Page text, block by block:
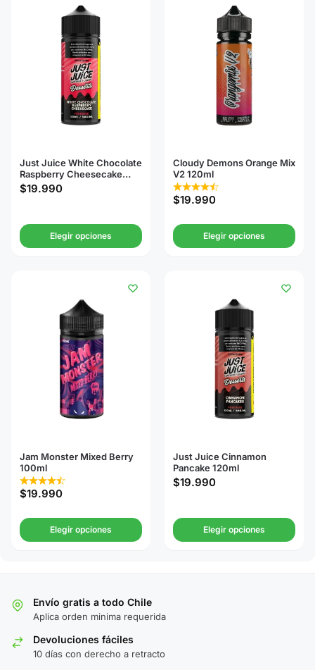
Just Juice White Chocolate
Raspberry Cheesecake
120ml
$19.990
Elegir opciones
Cloudy Demons Orange Mix
V2 120ml
$19.990
Elegir opciones
Jam Monster Mixed Berry
100ml
$19.990
Elegir opciones
Just Juice Cinnamon
Pancake 120ml
$19.990
Elegir opciones
Envío gratis a todo Chile
Aplica orden minima requerida
Devoluciones fáciles
10 días con derecho a retracto